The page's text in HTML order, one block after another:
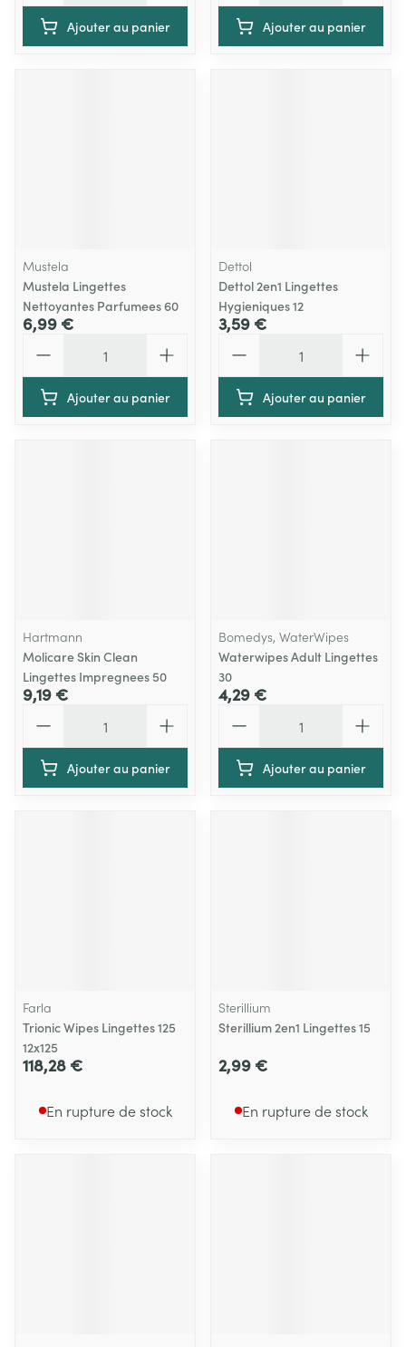
Ajouter au panier Ajouter au panier
Mustela
Mustela Lingettes
Nettoyantes Parfumees 60
6,99 €
Ajouter au panier
Dettol
Dettol 2en1 Lingettes
Hygieniques 12
3,59 €
Ajouter au panier
Hartmann
Molicare Skin Clean
Lingettes Impregnees 50
9,19 €
Ajouter au panier
Bomedys, WaterWipes
Waterwipes Adult Lingettes
30
4,29 €
Ajouter au panier
Farla
Trionic Wipes Lingettes 125
12x125
118,28 €
En rupture de stock
Sterillium
Sterillium 2en1 Lingettes 15
2,99 €
En rupture de stock